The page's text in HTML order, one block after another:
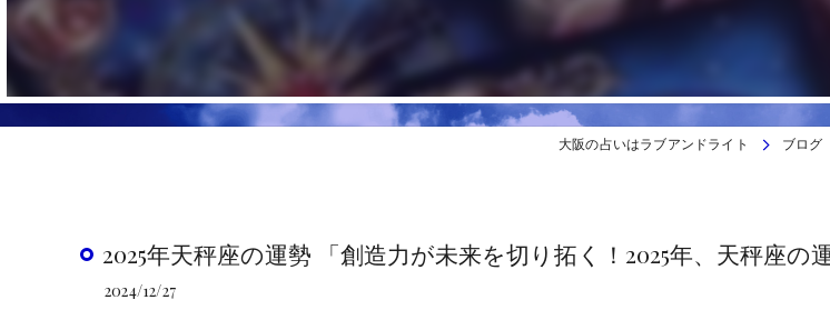
大阪の占いはラブアンドライト ブログ
2025年天秤座の運勢 「創造力が未来を切り拓く！2025年、天秤座の
2024/12/27